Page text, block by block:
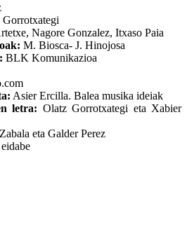
Gorrotxategi
Nagore Gonzalez, Itxaso Paia
M. Biosca- J. Hinojosa
BLK Komunikazioa
Asier Ercilla. Balea musika ideiak
letra: Olatz Gorrotxategi eta Xabier
eta Galder Perez